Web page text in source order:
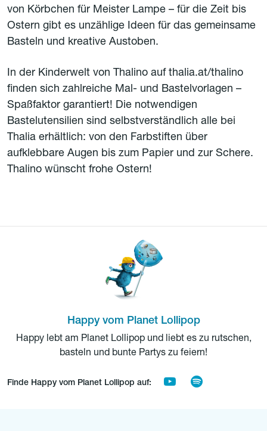
von Körbchen für Meister Lampe – für die Zeit bis
Ostern gibt es unzählige Ideen für das gemeinsame
Basteln und kreative Austoben.
In der Kinderwelt von Thalino auf thalia.at/thalino
finden sich zahlreiche Mal- und Bastelvorlagen –
Spaßfaktor garantiert! Die notwendigen
Bastelutensilien sind selbstverständlich alle bei
Thalia erhältlich: von den Farbstiften über
aufklebbare Augen bis zum Papier und zur Schere.
Thalino wünscht frohe Ostern!
Happy vom Planet Lollipop
Happy lebt am Planet Lollipop und liebt es zu rutschen,
basteln und bunte Partys zu feiern!
Finde Happy vom Planet Lollipop auf: